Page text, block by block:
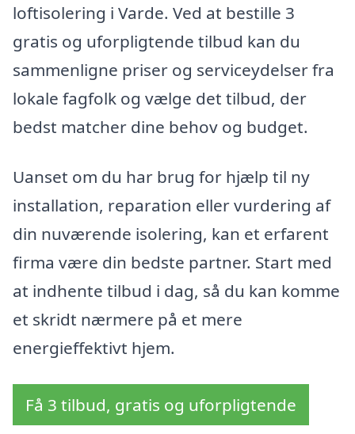
loftisolering i Varde. Ved at bestille 3
gratis og uforpligtende tilbud kan du
sammenligne priser og serviceydelser fra
lokale fagfolk og vælge det tilbud, der
bedst matcher dine behov og budget.
Uanset om du har brug for hjælp til ny
installation, reparation eller vurdering af
din nuværende isolering, kan et erfarent
firma være din bedste partner. Start med
at indhente tilbud i dag, så du kan komme
et skridt nærmere på et mere
energieffektivt hjem.
Få 3 tilbud, gratis og uforpligtende